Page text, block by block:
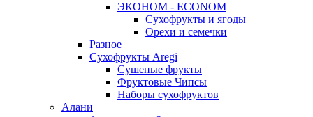
ЭКОНОМ - ECONOM
Сухофрукты и ягоды
Орехи и семечки
Разное
Сухофрукты Aregi
Сушеные фрукты
Фруктовые Чипсы
Наборы сухофруктов
Алани